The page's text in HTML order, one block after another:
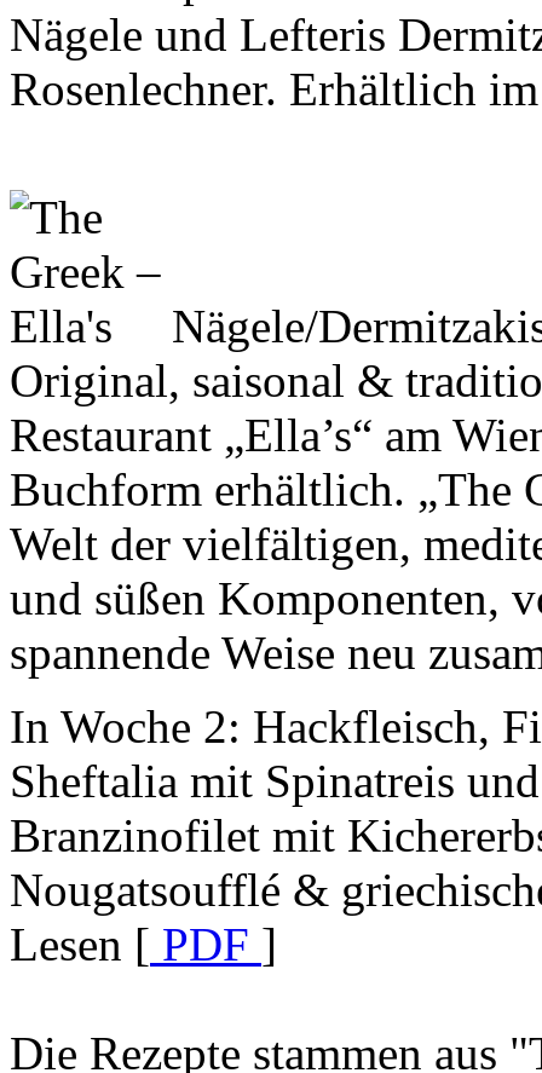
Nägele und Lefteris
Rosenlechner. Erhältlich
Nägele/
Original, saisonal &
Restaurant „Ella’s“ am
Buchform erhältlich. „The
Welt der vielfältigen,
und süßen Komponenten,
spannende Weise neu
In Woche 2: Hackfleisch,
Sheftalia mit Spinatreis
Branzinofilet mit
Nougatsoufflé &
Lesen [ PDF ]
Die Rezepte stammen aus